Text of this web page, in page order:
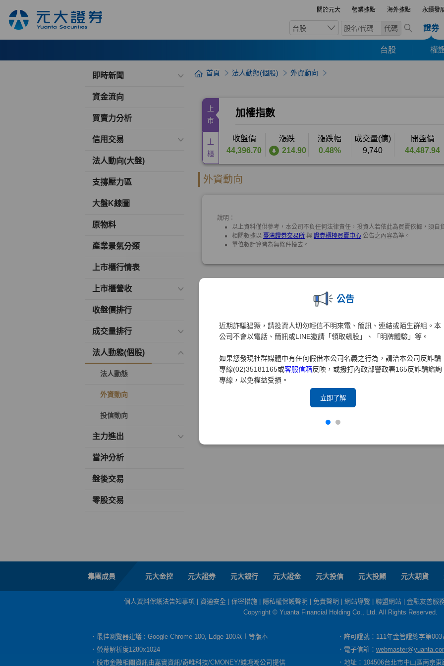
關於元大 營業據點 海外據點 永續發
台股 代碼 證券
台股 權
公告
近期詐騙猖獗，請投資人切勿輕信不明來電、簡訊、連結或陌生群組。本
公司不會以電話、簡訊或LINE邀請「領取飆股」、「明牌體驗」等。
如果您發現社群媒體中有任何假借本公司名義之行為，請洽本公司反詐騙
專線(02)35181165或客服信箱反映，或撥打內政部警政署165反詐騙諮詢
專線，以免權益受損。
立即了解
即時新聞
資金流向
買賣力分析
信用交易
法人動向(大盤)
支撐壓力區
大盤K線圖
原物料
產業景氣分類
上市櫃行情表
上市櫃營收
收盤價排行
成交量排行
法人動態(個股)
法人動態
外資動向
投信動向
主力進出
當沖分析
盤後交易
零股交易
首頁 法人動態(個股) 外資動向
集團成員 元大金控 元大證券 元大銀行 元大證金 元大投信 元大投顧 元大期貨
個人資料保護法告知事項 資通安全 保密措施 隱私權保護聲明 免責聲明 網站導覽 聯盟網站
金融友善服
Copyright © Yuanta Financial Holding Co., Ltd. All Rights Reserved.
．最佳瀏覽器建議 : Google Chrome 100, Edge 100以上等版本
．許可證號：111年金管證總字第
．螢幕解析度1280x1024
．電子信箱：
．股市金融相關資訊由嘉實資訊/奇唯科技/CMONEY/錢塘潮公司提供
．地址：104506台北市中山區南京